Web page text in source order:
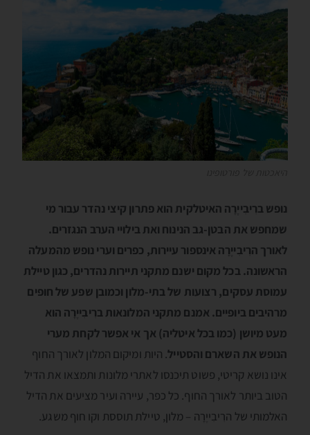
נופש ברִיבִייֶרָה האיטלקית הוא פתרון קיצי נהדר עבור מי
שמחפש את הבטן-גב הנינוח ואת בילויי הערב הנגזרים.
לאורך הרִיבִייֶרָה אינספור עיירות, כפרים וערי נופש מהמעלה
הראשונה. בכל מקום ישנם מתקני תיירות נהדרים, כגון טיילת
עמוסת עסקים, רצועות של בתי-מלון וכמובן שפע של חופים
מרהיבים ביופיים. אמנם מתקני המלונאות ברִיבִייֶרָה הוא
מעט מיושן (כמו בכל איטליה) אך אי אפשר לקחת מערי
הנופש את השארם והסטייל. היות ומיקום המלון לאורך החוף
אינו נושא קריטי, פשוט תיכנסו לאתרי מלונות ותמצאו את הדיל
הטוב ביותר לאורך החוף. כל כפר, עיירה ועיר מציעים את הדיל
האלמותי של הרִיבִייֶרָה – מלון, טיילת תוססת וקו חוף משגע.